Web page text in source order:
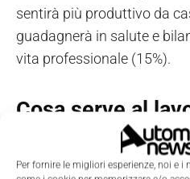
Per fornire le migliori esperienze, noi e
sentirà più produttivo da
guadagnerà in salute e
vita professionale (15%).
Cosa serve al
essere efficace